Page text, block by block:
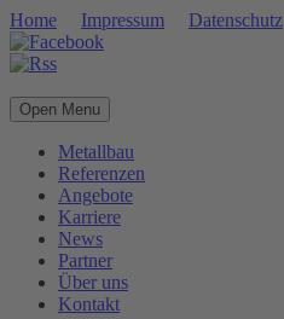
Home Impressum Datenschutz
Open Menu
Metallbau
Referenzen
Angebote
Karriere
News
Partner
Über uns
Kontakt